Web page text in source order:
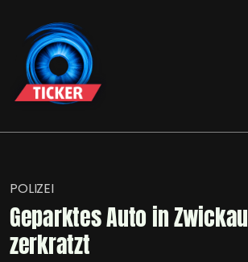
POLIZEI
Geparktes Auto in Zwickau
zerkratzt